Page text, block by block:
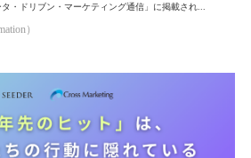
・ドリブン・マーケティング通信」に掲載され...
）